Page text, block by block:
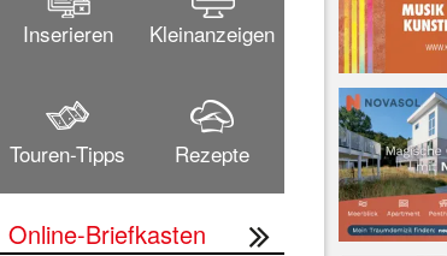
Inserieren Kleinanzeigen
Touren-Tipps Rezepte
Online-Briefkasten